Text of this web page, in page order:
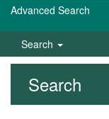
Advanced Search
Search
Search